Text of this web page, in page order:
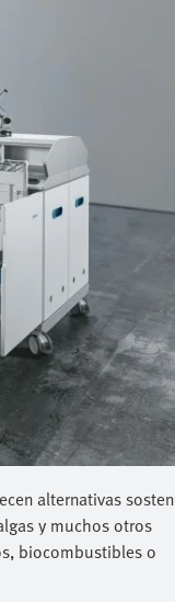
alternativas
y muchos otros
biocombustibles o